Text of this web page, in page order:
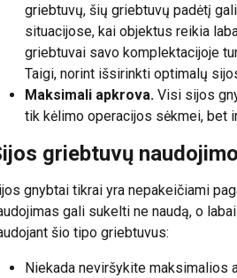
griebtuvų, šių griebtuvų padėtį
situacijose, kai objektus reikia
griebtuvai savo komplektacijoje
Taigi, norint išsirinkti optimalų
Maksimali apkrova. Visi sijos
tik kėlimo operacijos sėkmei, bet
griebtuvų
gnybtai tikrai yra nepakeičiami
gali sukelti ne naudą, o
šio tipo griebtuvus:
Niekada neviršykite maksimalios